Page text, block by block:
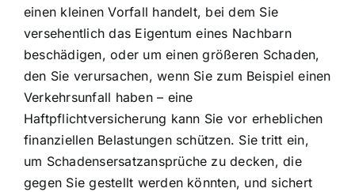
einen kleinen Vorfall handelt, bei dem Sie
versehentlich das Eigentum eines Nachbarn
beschädigen, oder um einen größeren Schaden,
den Sie verursachen, wenn Sie zum Beispiel einen
Verkehrsunfall haben – eine
Haftpflichtversicherung kann Sie vor erheblichen
finanziellen Belastungen schützen. Sie tritt ein,
um Schadensersatzansprüche zu decken, die
gegen Sie gestellt werden könnten, und sichert